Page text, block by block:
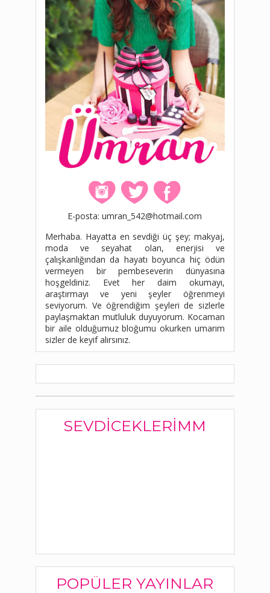
E-posta: umran_542@hotmail.com
Merhaba. Hayatta en sevdiği üç şey; makyaj,
moda ve seyahat olan, enerjisi ve
çalışkanlığından da hayatı boyunca hiç ödün
vermeyen bir pembeseverin dünyasına
hoşgeldiniz. Evet her daim okumayı,
araştırmayı ve yeni şeyler öğrenmeyi
seviyorum. Ve öğrendiğim şeyleri de sizlerle
paylaşmaktan mutluluk duyuyorum. Kocaman
bir aile olduğumuz bloğumu okurken umarım
sizler de keyif alırsınız.
SEVDICEKLERIMM
POPÜLER YAYINLAR